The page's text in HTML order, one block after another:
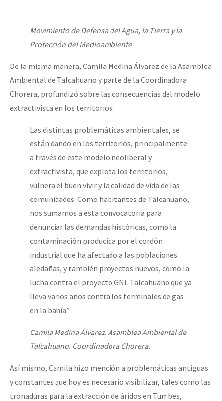
Movimiento de Defensa del Agua, la Tierra y la
Protección del Medioambiente
De la misma manera, Camila Medina Álvarez de la Asamblea
Ambiental de Talcahuano y parte de la Coordinadora
Chorera, profundizó sobre las consecuencias del modelo
extractivista en los territorios:
Las distintas problemáticas ambientales, se
están dando en los territorios, principalmente
a través de este modelo neoliberal y
extractivista, que explota los territorios,
vulnera el buen vivir y la calidad de vida de las
comunidades. Como habitantes de Talcahuano,
nos sumamos a esta convocatoria para
denunciar las demandas históricas, como la
contaminación producida por el cordón
industrial que ha afectado a las poblaciones
aledañas, y también proyectos nuevos, como la
lucha contra el proyecto GNL Talcahuano que ya
lleva varios años contra los terminales de gas
en la bahía”
Camila Medina Álvarez. Asamblea Ambiental de
Talcahuano. Coordinadora Chorera.
Así mismo, Camila hizo mención a problemáticas antiguas
y constantes que hoy es necesario visibilizar, tales como las
tronaduras para la extracción de áridos en Tumbes,